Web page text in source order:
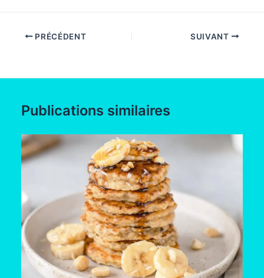
PRÉCÉDENT SUIVANT
Publications similaires